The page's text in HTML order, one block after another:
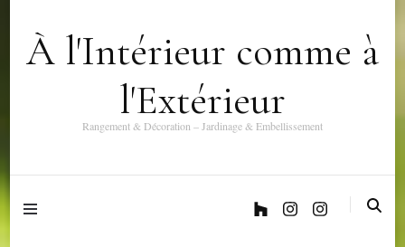
À l'Intérieur comme à
l'Extérieur
Rangement & Décoration – Jardinage & Embellissement